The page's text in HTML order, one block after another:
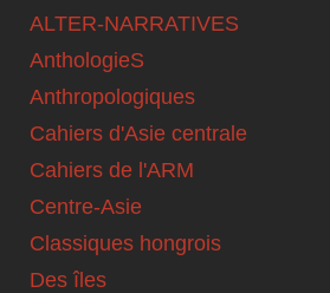
ALTER-NARRATIVES
AnthologieS
Anthropologiques
Cahiers d'Asie centrale
Cahiers de l'ARM
Centre-Asie
Classiques hongrois
Des îles